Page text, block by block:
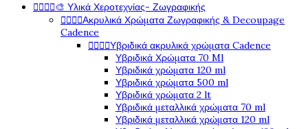
🎨 Υλικά Χεροτεχνίας- Ζωγραφικής
Ακρυλικά Χρώματα Ζωγραφικής & Decoupage
Cadence
Υβριδικά ακρυλικά χρώματα Cadence
Υβριδικά Χρώματα 70 Ml
Υβριδικά χρώματα 120 ml
Υβριδικά χρώματα 500 ml
Υβριδικά χρώματα 2 lt
Υβριδικά μεταλλικά χρώματα 70 ml
Υβριδικά μεταλλικά χρώματα 120 ml